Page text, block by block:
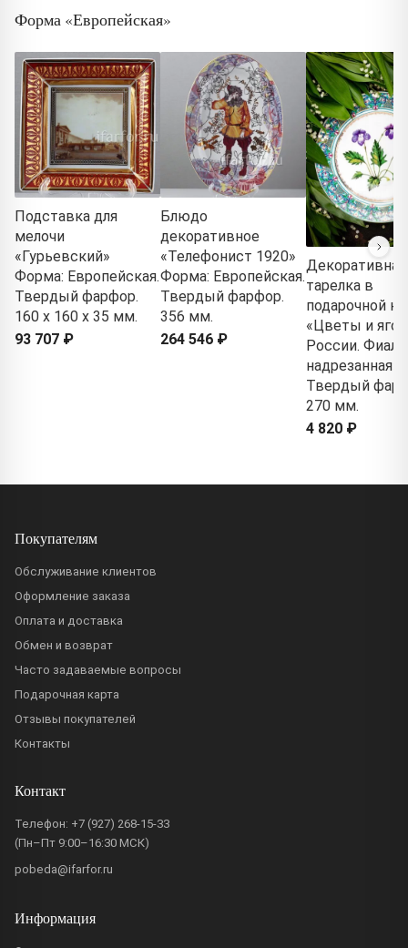
Форма «Европейская»
Подставка для
мелочи
«Гурьевский»
Форма: Европейская.
Твердый фарфор.
160 x 160 x 35 мм.
93 707 ₽
Блюдо
декоративное
«Телефонист 1920»
Форма: Европейская.
Твердый фарфор.
356 мм.
264 546 ₽
Декоративная
тарелка в
подарочной
«Цветы и
России.
надрезанная»
Твердый
270 мм.
4 820 ₽
Покупателям
Обслуживание клиентов
Оформление заказа
Оплата и доставка
Обмен и возврат
Часто задаваемые вопросы
Подарочная карта
Отзывы покупателей
Контакты
Контакт
Телефон: +7 (927) 268-15-33
(Пн–Пт 9:00–16:30 МСК)
pobeda@ifarfor.ru
Информация